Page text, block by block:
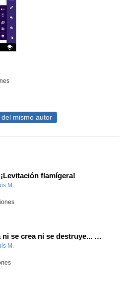
del mismo autor
flamígera!
M.
La energía ni se crea ni se destruye... ¡se experimenta! El Tierno en la Feria Madrid es Ciencia 2026
M.